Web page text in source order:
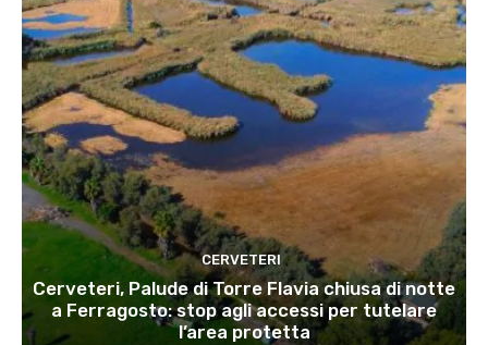
CERVETERI
Cerveteri, Palude di Torre Flavia chiusa di notte
a Ferragosto: stop agli accessi per tutelare
l’area protetta